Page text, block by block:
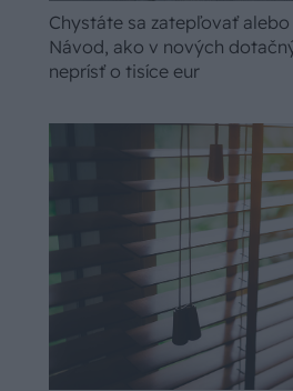
Chystáte sa zatepľovať
Návod, ako v nových
neprísť o tisíce eur